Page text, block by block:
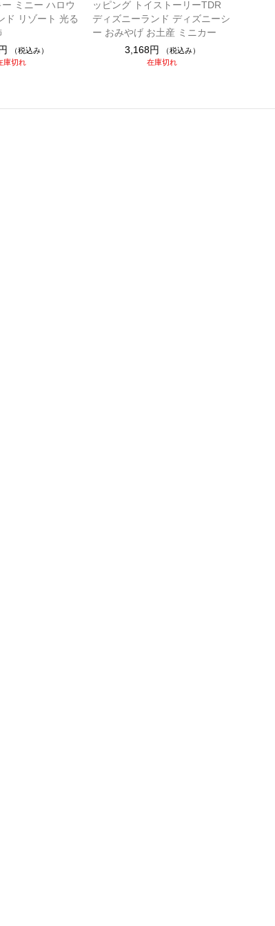
ミニー ハロウ
ド リゾート 光る
（税込み）
庫切れ
ッピング トイストーリーTDR
ディズニーランド ディズニーシ
ー おみやげ お土産 ミニカー
3,168円
（税込み）
在庫切れ